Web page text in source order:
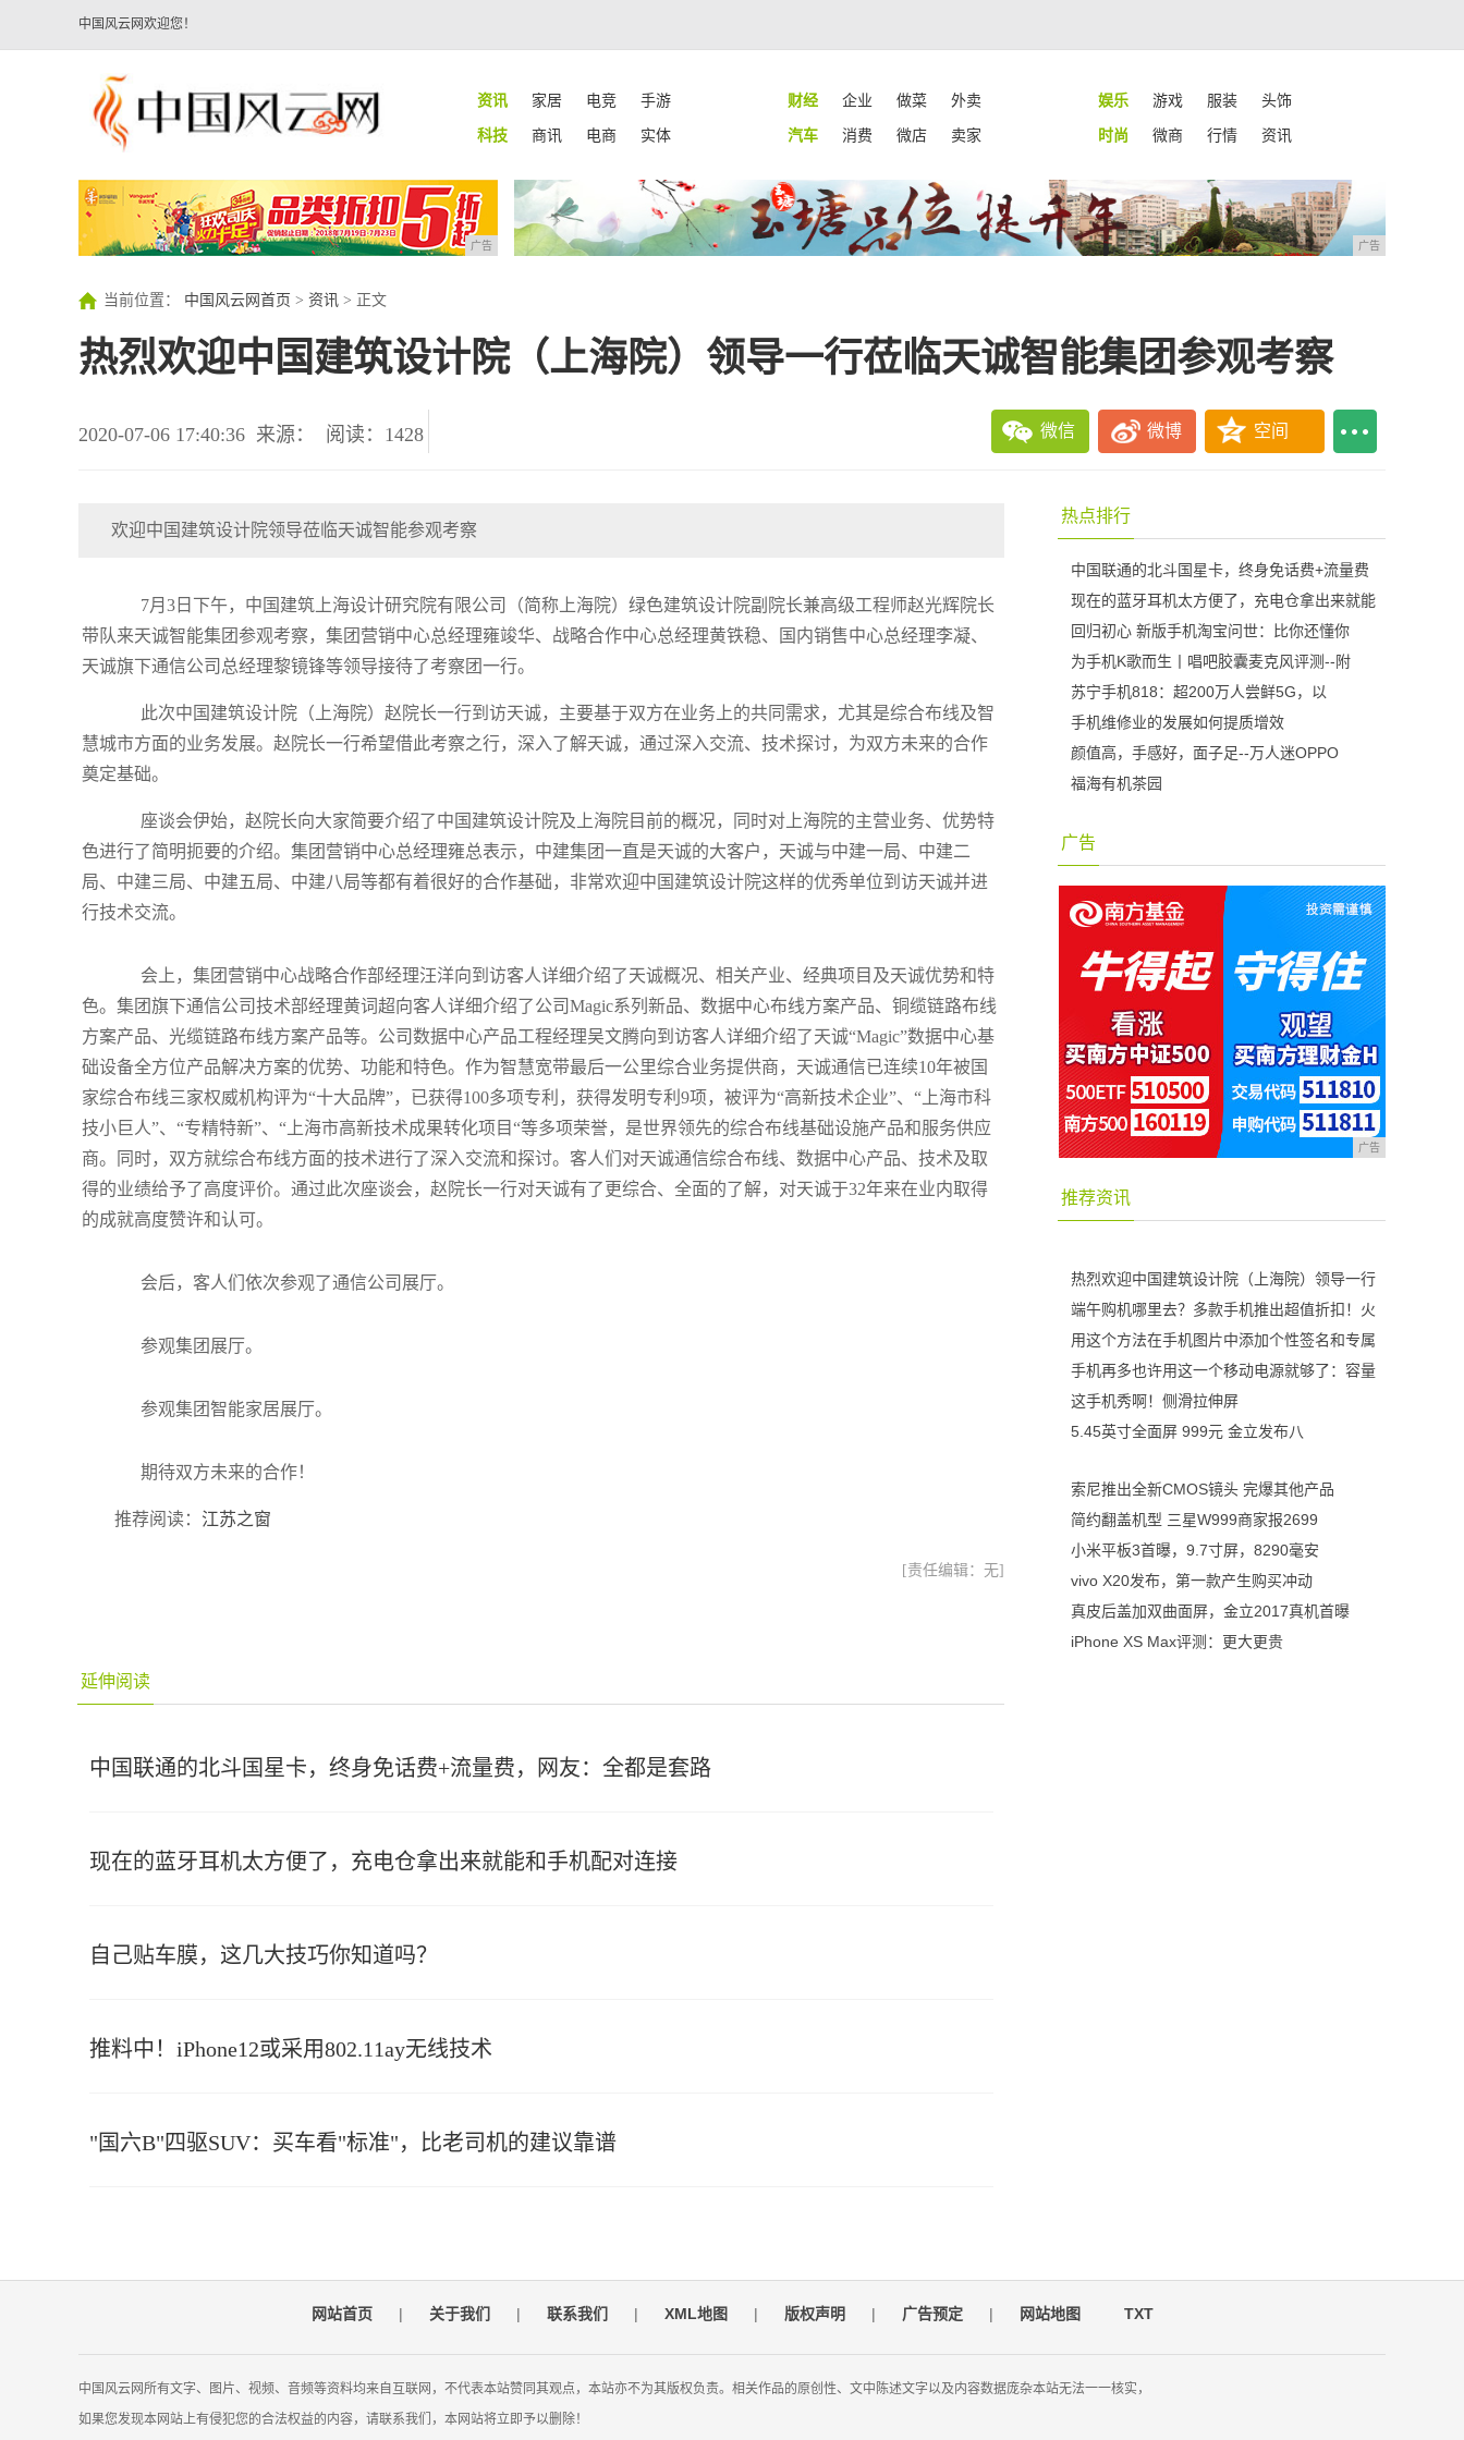
中国风云网欢迎您！
资讯 家居 电竞 手游 财经 企业 做菜 外卖 娱乐 游戏 服装
头饰
科技
商讯 电商 实体 汽车 消费 微店 卖家 时尚 微商 行情 资讯
广告 广告
当前位置： 中国风云网首页 > 资讯 > 正文
热烈欢迎中国建筑设计院（上海院）领导一行莅临天诚智能集团参观考察
2020-07-06 17:40:36 来源： 阅读：1428 微信 微博 空间
欢迎中国建筑设计院领导莅临天诚智能参观考察
7月3日下午，中国建筑上海设计研究院有限公司（简称上海院）绿色建筑设计院副院长兼高级工程师赵光辉院长
带队来天诚智能集团参观考察，集团营销中心总经理雍竣华、战略合作中心总经理黄铁稳、国内销售中心总经理李凝、
天诚旗下通信公司总经理黎镜锋等领导接待了考察团一行。
此次中国建筑设计院（上海院）赵院长一行到访天诚，主要基于双方在业务上的共同需求，尤其是综合布线及智
慧城市方面的业务发展。赵院长一行希望借此考察之行，深入了解天诚，通过深入交流、技术探讨，为双方未来的合作
奠定基础。
座谈会伊始，赵院长向大家简要介绍了中国建筑设计院及上海院目前的概况，同时对上海院的主营业务、优势特
色进行了简明扼要的介绍。集团营销中心总经理雍总表示，中建集团一直是天诚的大客户，天诚与中建一局、中建二
局、中建三局、中建五局、中建八局等都有着很好的合作基础，非常欢迎中国建筑设计院这样的优秀单位到访天诚并进
行技术交流。
会上，集团营销中心战略合作部经理汪洋向到访客人详细介绍了天诚概况、相关产业、经典项目及天诚优势和特
色。集团旗下通信公司技术部经理黄词超向客人详细介绍了公司Magic系列新品、数据中心布线方案产品、铜缆链路布线
方案产品、光缆链路布线方案产品等。公司数据中心产品工程经理吴文腾向到访客人详细介绍了天诚“Magic”数据中心基
础设备全方位产品解决方案的优势、功能和特色。作为智慧宽带最后一公里综合业务提供商，天诚通信已连续10年被国
家综合布线三家权威机构评为“十大品牌”，已获得100多项专利，获得发明专利9项，被评为“高新技术企业”、“上海市科
技小巨人”、“专精特新”、“上海市高新技术成果转化项目“等多项荣誉，是世界领先的综合布线基础设施产品和服务供应
商。同时，双方就综合布线方面的技术进行了深入交流和探讨。客人们对天诚通信综合布线、数据中心产品、技术及取
得的业绩给予了高度评价。通过此次座谈会，赵院长一行对天诚有了更综合、全面的了解，对天诚于32年来在业内取得
的成就高度赞许和认可。
会后，客人们依次参观了通信公司展厅。
参观集团展厅。
参观集团智能家居展厅。
期待双方未来的合作！
推荐阅读： 江苏之窗
[责任编辑：无]
延伸阅读
中国联通的北斗国星卡，终身免话费+流量费，网友：全都是套路
现在的蓝牙耳机太方便了，充电仓拿出来就能和手机配对连接
自己贴车膜，这几大技巧你知道吗？
推料中！iPhone12或采用802.11ay无线技术
"国六B"四驱SUV：买车看"标准"，比老司机的建议靠谱
热点排行
中国联通的北斗国星卡，终身免话费+流量费
现在的蓝牙耳机太方便了，充电仓拿出来就能
回归初心 新版手机淘宝问世：比你还懂你
为手机K歌而生丨唱吧胶囊麦克风评测--附
苏宁手机818：超200万人尝鲜5G，以
手机维修业的发展如何提质增效
颜值高，手感好，面子足--万人迷OPPO
福海有机茶园
广告
广告
推荐资讯
热烈欢迎中国建筑设计院（上海院）领导一行
端午购机哪里去？多款手机推出超值折扣！火
用这个方法在手机图片中添加个性签名和专属
手机再多也许用这一个移动电源就够了：容量
这手机秀啊！侧滑拉伸屏
5.45英寸全面屏 999元 金立发布八
索尼推出全新CMOS镜头 完爆其他产品
简约翻盖机型 三星W999商家报2699
小米平板3首曝，9.7寸屏，8290毫安
vivo X20发布，第一款产生购买冲动
真皮后盖加双曲面屏，金立2017真机首曝
iPhone XS Max评测：更大更贵
网站首页 | 关于我们 | 联系我们 | XML地图 | 版权声明 | 广告预定 | 网站地图 TXT
中国风云网所有文字、图片、视频、音频等资料均来自互联网，不代表本站赞同其观点，本站亦不为其版权负责。相关作品的原创性、文中陈述文字以及内容数据庞杂本站无法一一核实，
如果您发现本网站上有侵犯您的合法权益的内容，请联系我们，本网站将立即予以删除！